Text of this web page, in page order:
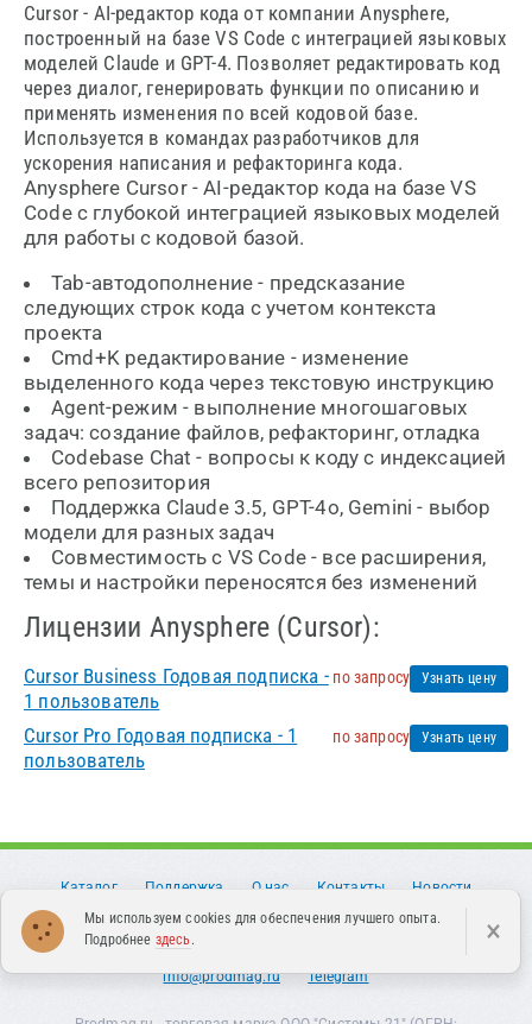
Cursor - AI-редактор кода от компании Anysphere,
построенный на базе VS Code с интеграцией языковых
моделей Claude и GPT-4. Позволяет редактировать код
через диалог, генерировать функции по описанию и
применять изменения по всей кодовой базе.
Используется в командах разработчиков для
ускорения написания и рефакторинга кода.
Anysphere Cursor - AI-редактор кода на базе VS
Code с глубокой интеграцией языковых моделей
для работы с кодовой базой.
Tab-автодополнение - предсказание
следующих строк кода с учетом контекста
проекта
Cmd+K редактирование - изменение
выделенного кода через текстовую инструкцию
Agent-режим - выполнение многошаговых
задач: создание файлов, рефакторинг, отладка
Codebase Chat - вопросы к коду с индексацией
всего репозитория
Поддержка Claude 3.5, GPT-4o, Gemini - выбор
модели для разных задач
Совместимость с VS Code - все расширения,
темы и настройки переносятся без изменений
Лицензии Anysphere (Cursor):
Cursor Business Годовая подписка -
1 пользователь
по запросу Узнать цену
Cursor Pro Годовая подписка - 1
пользователь
по запросу Узнать цену
Каталог Поддержка О нас Контакты
Новости
Статьи
Партнерам
Оферта
Политика конфиденциальности
info@prodmag.ru
Telegram
Мы используем cookies для обеспечения лучшего опыта.
Подробнее здесь. ×